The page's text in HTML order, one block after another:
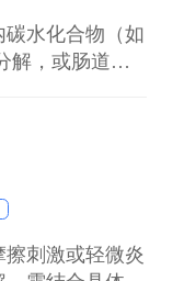
水化合物（如
解，或肠道菌
宝消化系统
肠道菌群发酵
，使大便呈酸
，若宝宝吃奶
刺激或轻微炎